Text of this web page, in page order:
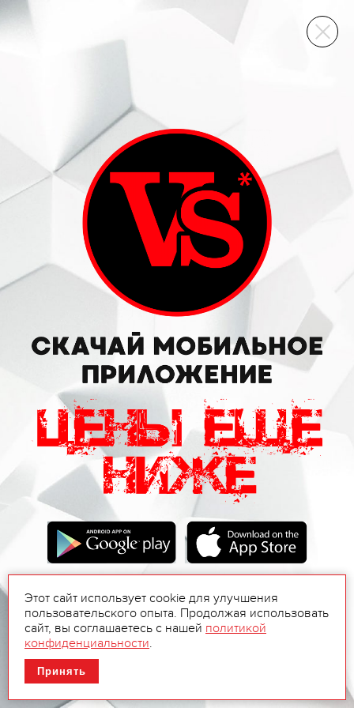
ВИННЫЙ СКЛАД
Этот сайт использует cookie для улучшения
пользовательского опыта. Продолжая использовать
сайт, вы соглашаетесь с нашей политикой
конфиденциальности.
Принять